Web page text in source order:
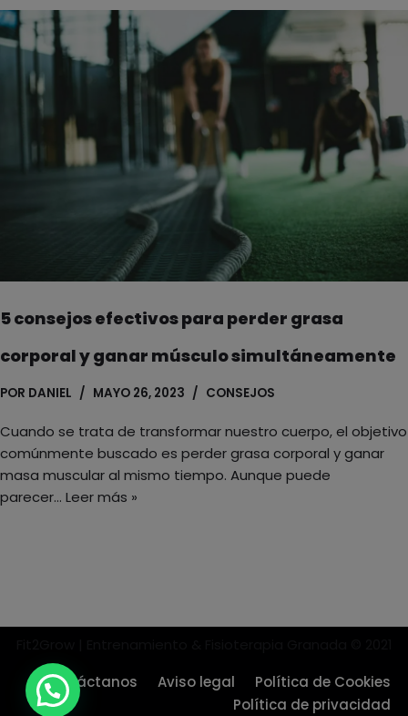
5 consejos efectivos para perder grasa
corporal y ganar músculo simultáneamente
POR DANIEL MAYO 26, 2023 CONSEJOS
Cuando se trata de transformar nuestro cuerpo, el objetivo
comúnmente buscado es perder grasa corporal y ganar
masa muscular al mismo tiempo. Aunque puede
parecer… Leer más »
Contáctanos
Aviso legal
Política de Cookies
Política de privacidad